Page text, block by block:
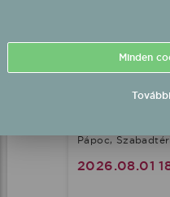
Pápoc,
2026.08.01